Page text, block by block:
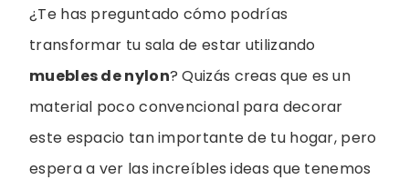
¿Te has preguntado cómo podrías
transformar tu sala de estar utilizando
muebles de nylon? Quizás creas que es un
material poco convencional para decorar
este espacio tan importante de tu hogar, pero
espera a ver las increíbles ideas que tenemos